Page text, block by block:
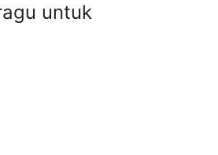
untuk